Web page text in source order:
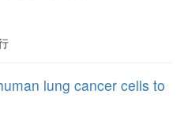
lung cancer cells to